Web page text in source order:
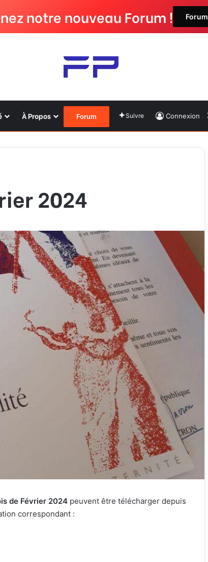
notre nouveau Forum ! Forum
À Propos Forum Suivre Connexion
2024
de Février 2024 peuvent être télécharger depuis
correspondant :